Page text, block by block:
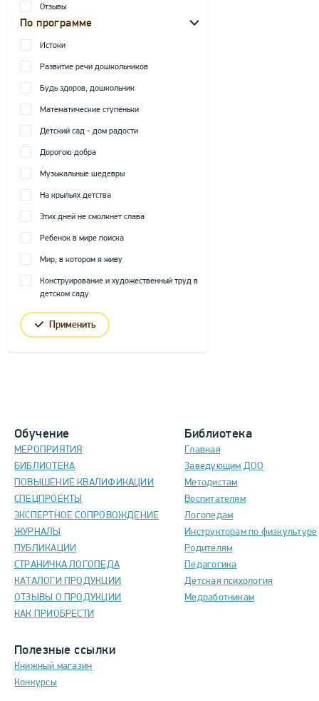
Отзывы
По программе
Истоки
Развитие речи дошкольников
Будь здоров, дошкольник
Математические ступеньки
Детский сад - дом радости
Дорогою добра
Музыкальные шедевры
На крыльях детства
Этих дней не смолкнет слава
Ребенок в мире поиска
Мир, в котором я живу
Конструирование и художественный труд в
детском саду
Применить
Обучение
МЕРОПРИЯТИЯ
БИБЛИОТЕКА
ПОВЫШЕНИЕ КВАЛИФИКАЦИИ
СПЕЦПРОЕКТЫ
ЭКСПЕРТНОЕ СОПРОВОЖДЕНИЕ
ЖУРНАЛЫ
ПУБЛИКАЦИИ
СТРАНИЧКА ЛОГОПЕДА
КАТАЛОГИ ПРОДУКЦИИ
ОТЗЫВЫ О ПРОДУКЦИИ
КАК ПРИОБРЕСТИ
Полезные ссылки
Книжный магазин
Конкурсы
Библиотека
Главная
Заведующим ДОО
Методистам
Воспитателям
Логопедам
Инструкторам по физкультуре
Родителям
Педагогика
Детская психология
Медработникам